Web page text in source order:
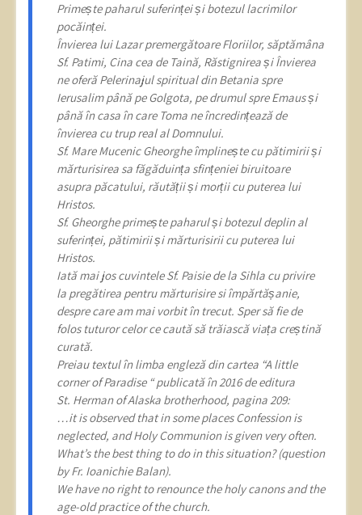
Primește paharul suferinței și botezul lacrimilor
pocăinței.
Învierea lui Lazar premergătoare Floriilor, săptămâna
Sf. Patimi, Cina cea de Taină, Răstignirea și Învierea
ne oferă Pelerinajul spiritual din Betania spre
Ierusalim până pe Golgota, pe drumul spre Emaus și
până în casa în care Toma ne încredințează de
învierea cu trup real al Domnului.
Sf. Mare Mucenic Gheorghe împlinește cu pătimirii și
mărturisirea sa făgăduința sfințeniei biruitoare
asupra păcatului, răutății și morții cu puterea lui
Hristos.
Sf. Gheorghe primește paharul și botezul deplin al
suferinței, pătimirii și mărturisirii cu puterea lui
Hristos.
Iată mai jos cuvintele Sf. Paisie de la Sihla cu privire
la pregătirea pentru mărturisire si împărtășanie,
despre care am mai vorbit în trecut. Sper să fie de
folos tuturor celor ce caută să trăiască viața creștină
curată.
Preiau textul în limba engleză din cartea “A little
corner of Paradise “ publicată în 2016 de editura
St. Herman of Alaska brotherhood, pagina 209:
…it is observed that in some places Confession is
neglected, and Holy Communion is given very often.
What’s the best thing to do in this situation? (question
by Fr. Ioanichie Balan).
We have no right to renounce the holy canons and the
age-old practice of the church.